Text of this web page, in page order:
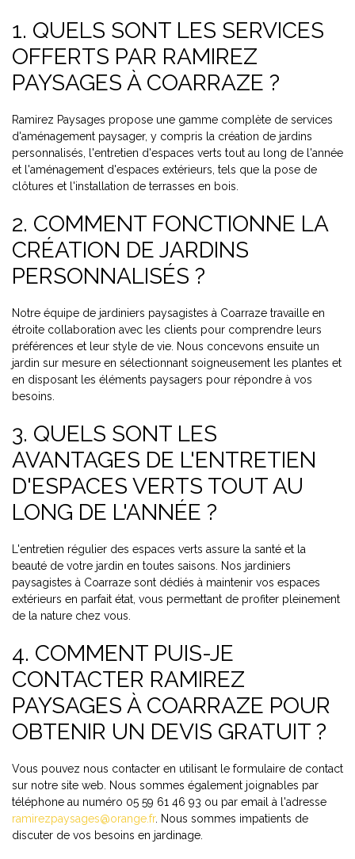
1. QUELS SONT LES SERVICES
OFFERTS PAR RAMIREZ
PAYSAGES À COARRAZE ?
Ramirez Paysages propose une gamme complète de services
d'aménagement paysager, y compris la création de jardins
personnalisés, l'entretien d'espaces verts tout au long de l'année
et l'aménagement d'espaces extérieurs, tels que la pose de
clôtures et l'installation de terrasses en bois.
2. COMMENT FONCTIONNE LA
CRÉATION DE JARDINS
PERSONNALISÉS ?
Notre équipe de jardiniers paysagistes à Coarraze travaille en
étroite collaboration avec les clients pour comprendre leurs
préférences et leur style de vie. Nous concevons ensuite un
jardin sur mesure en sélectionnant soigneusement les plantes et
en disposant les éléments paysagers pour répondre à vos
besoins.
3. QUELS SONT LES
AVANTAGES DE L'ENTRETIEN
D'ESPACES VERTS TOUT AU
LONG DE L'ANNÉE ?
L'entretien régulier des espaces verts assure la santé et la
beauté de votre jardin en toutes saisons. Nos jardiniers
paysagistes à Coarraze sont dédiés à maintenir vos espaces
extérieurs en parfait état, vous permettant de profiter pleinement
de la nature chez vous.
4. COMMENT PUIS-JE
CONTACTER RAMIREZ
PAYSAGES À COARRAZE POUR
OBTENIR UN DEVIS GRATUIT ?
Vous pouvez nous contacter en utilisant le formulaire de contact
sur notre site web. Nous sommes également joignables par
téléphone au numéro 05 59 61 46 93 ou par email à l'adresse
ramirezpaysages@orange.fr. Nous sommes impatients de
discuter de vos besoins en jardinage.